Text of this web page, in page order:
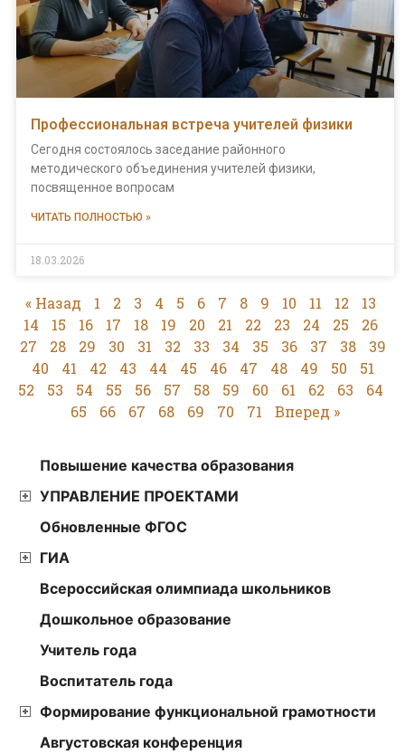
Профессиональная встреча учителей физики
Сегодня состоялось заседание районного
методического объединения учителей физики,
посвященное вопросам
ЧИТАТЬ ПОЛНОСТЬЮ »
18.03.2026
« Назад 1 2 3 4 5 6 7 8 9 10 11 12
13
14
15 16 17 18 19 20 21 22 23 24 25
26
27
28 29 30 31 32 33 34 35 36 37 38
39
40
41 42 43 44 45 46 47 48 49 50
51
52
53 54 55 56 57 58 59 60 61 62 63
64
65
66 67 68 69 70 71 Вперед »
Повышение качества образования
УПРАВЛЕНИЕ ПРОЕКТАМИ
Обновленные ФГОС
ГИА
Всероссийская олимпиада школьников
Дошкольное образование
Учитель года
Воспитатель года
Формирование функциональной грамотности
Августовская конференция